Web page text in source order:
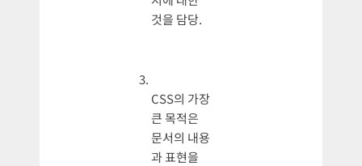
것을 담당.
CSS의 가장
큰 목적은
문서의 내용
과 표현을